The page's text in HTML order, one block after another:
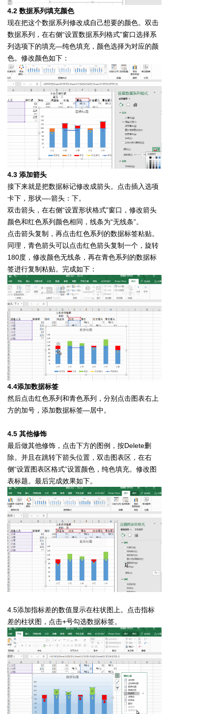
4.2 数据系列填充颜色
现在把这个数据系列修改成自己想要的颜色。双击
数据系列，在右侧“设置数据系列格式”窗口选择系
列选项下的填充—纯色填充，颜色选择为对应的颜
色。修改颜色如下：
4.3 添加箭头
接下来就是把数据标记修改成箭头。点击插入选项
卡下，形状—-箭头：下。
双击箭头，在右侧“设置形状格式”窗口，修改箭头
颜色和红色系列颜色相同，线条为“无线条”。
点击箭头复制，再点击红色系列的数据标签粘贴。
同理，青色箭头可以点击红色箭头复制一个，旋转
180度，修改颜色无线条，再在青色系列的数据标
签进行复制粘贴。完成如下：
4.4添加数据标签
然后点击红色系列和青色系列，分别点击图表右上
方的加号，添加数据标签—居中。
4.5 其他修饰
最后做其他修饰，点击下方的图例，按Delete删
除。并且在跳转下箭头位置，双击图表区，在右
侧“设置图表区格式”设置颜色，纯色填充。修改图
表标题。最后完成效果如下。
4.5添加指标差的数值显示在柱状图上。点击指标
差的柱状图，点击+号勾选数据标签。